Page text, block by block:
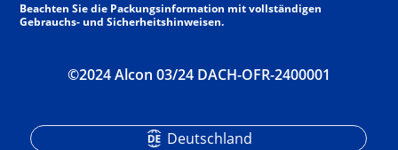
Beachten Sie die Packungsinformation mit vollständigen
Gebrauchs- und Sicherheitshinweisen.
©2024 Alcon 03/24 DACH-OFR-2400001
Deutschland